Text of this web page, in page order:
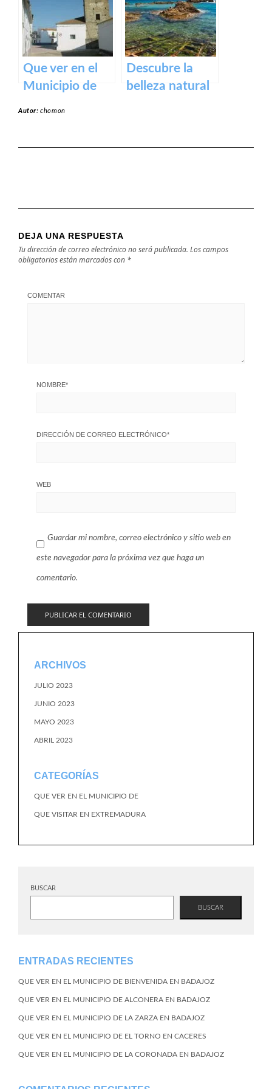
y actividades al
aire libre
Que ver en el
Municipio de
Descubre la
belleza natural
Autor:chomon
DEJA UNA RESPUESTA
Tu dirección de correo electrónico no será publicada. Los campos
obligatorios están marcados con *
COMENTAR
NOMBRE*
DIRECCIÓN DE CORREO ELECTRÓNICO*
WEB
Guardar mi nombre, correo electrónico y sitio web en
este navegador para la próxima vez que haga un
comentario.
ARCHIVOS
JULIO 2023
JUNIO 2023
MAYO 2023
ABRIL 2023
CATEGORÍAS
QUE VER EN EL MUNICIPIO DE
QUE VISITAR EN EXTREMADURA
BUSCAR
BUSCAR
ENTRADAS RECIENTES
QUE VER EN EL MUNICIPIO DE BIENVENIDA EN BADAJOZ
QUE VER EN EL MUNICIPIO DE ALCONERA EN BADAJOZ
QUE VER EN EL MUNICIPIO DE LA ZARZA EN BADAJOZ
QUE VER EN EL MUNICIPIO DE EL TORNO EN CACERES
QUE VER EN EL MUNICIPIO DE LA CORONADA EN BADAJOZ